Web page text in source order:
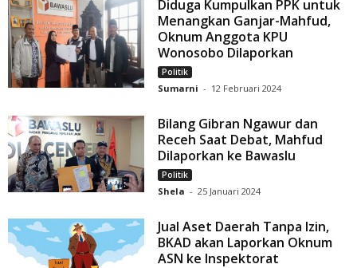
Diduga Kumpulkan PPK untuk
Menangkan Ganjar-Mahfud,
Oknum Anggota KPU
Wonosobo Dilaporkan
Politik
Sumarni - 12 Februari 2024
Bilang Gibran Ngawur dan
Receh Saat Debat, Mahfud
Dilaporkan ke Bawaslu
Politik
Shela - 25 Januari 2024
Jual Aset Daerah Tanpa Izin,
BKAD akan Laporkan Oknum
ASN ke Inspektorat